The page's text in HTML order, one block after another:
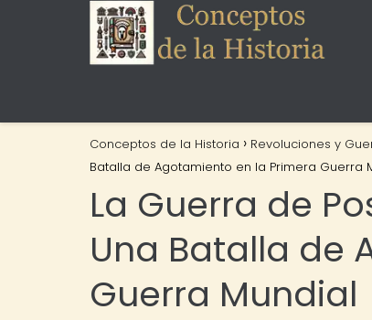
Conceptos de la Historia Revoluciones y
Batalla de Agotamiento en la Primera Guerra
La Guerra de
Una Batalla de
Guerra Mundial